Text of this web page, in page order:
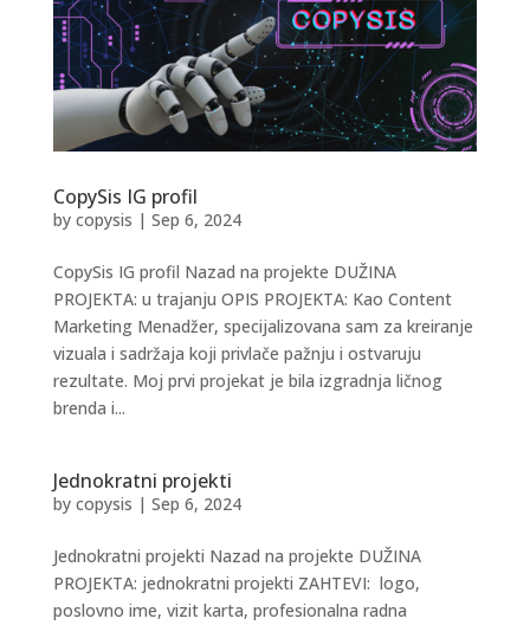
CopySis IG profil
by copysis | Sep 6, 2024
CopySis IG profil Nazad na projekte DUŽINA
PROJEKTA: u trajanju OPIS PROJEKTA: Kao Content
Marketing Menadžer, specijalizovana sam za kreiranje
vizuala i sadržaja koji privlače pažnju i ostvaruju
rezultate. Moj prvi projekat je bila izgradnja ličnog
brenda i...
Jednokratni projekti
by copysis | Sep 6, 2024
Jednokratni projekti Nazad na projekte DUŽINA
PROJEKTA: jednokratni projekti ZAHTEVI: logo,
poslovno ime, vizit karta, profesionalna radna